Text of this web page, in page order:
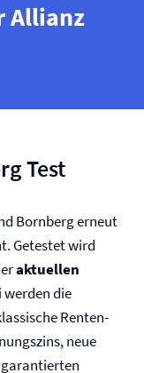
Allianz
Test
Bornberg erneut
Getestet wird
aktuellen
werden die
Renten­­
neue
garantierten